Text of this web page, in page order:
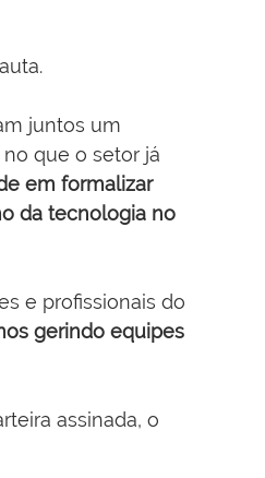
juntos um
que o setor já
em formalizar
da tecnologia no
e profissionais do
gerindo equipes
assinada, o